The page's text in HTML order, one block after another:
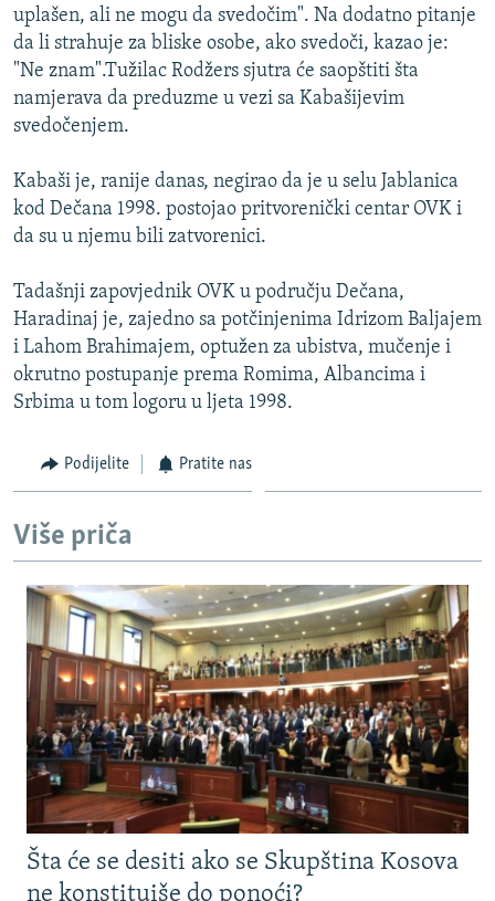
MOJA EVROPA
TRI DECENIJE OD RATA U BIH
SVE KARTE DEJTONA
NASTANAK I RASPAD JUGOSLAVIJE
uplašen, ali ne mogu da svedočim". Na dodatno pitanje
da li strahuje za bliske osobe, ako svedoči, kazao je:
"Ne znam".Tužilac Rodžers sjutra će saopštiti šta
namjerava da preduzme u vezi sa Kabašijevim
svedočenjem.
Kabaši je, ranije danas, negirao da je u selu Jablanica
kod Dečana 1998. postojao pritvorenički centar OVK i
da su u njemu bili zatvorenici.
Tadašnji zapovjednik OVK u području Dečana,
Haradinaj je, zajedno sa potčinjenima Idrizom Baljajem
i Lahom Brahimajem, optužen za ubistva, mučenje i
okrutno postupanje prema Romima, Albancima i
Srbima u tom logoru u ljeta 1998.
Podijelite Pratite nas
Više priča
Šta će se desiti ako se Skupština Kosova
ne konstituiše do ponoći?